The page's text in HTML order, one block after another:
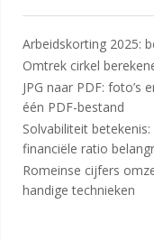
Arbeidskorting 2025:
Omtrek cirkel
JPG naar PDF:
één PDF-bestand
Solvabiliteit
financiële ratio
Romeinse cijfers
handige technieken